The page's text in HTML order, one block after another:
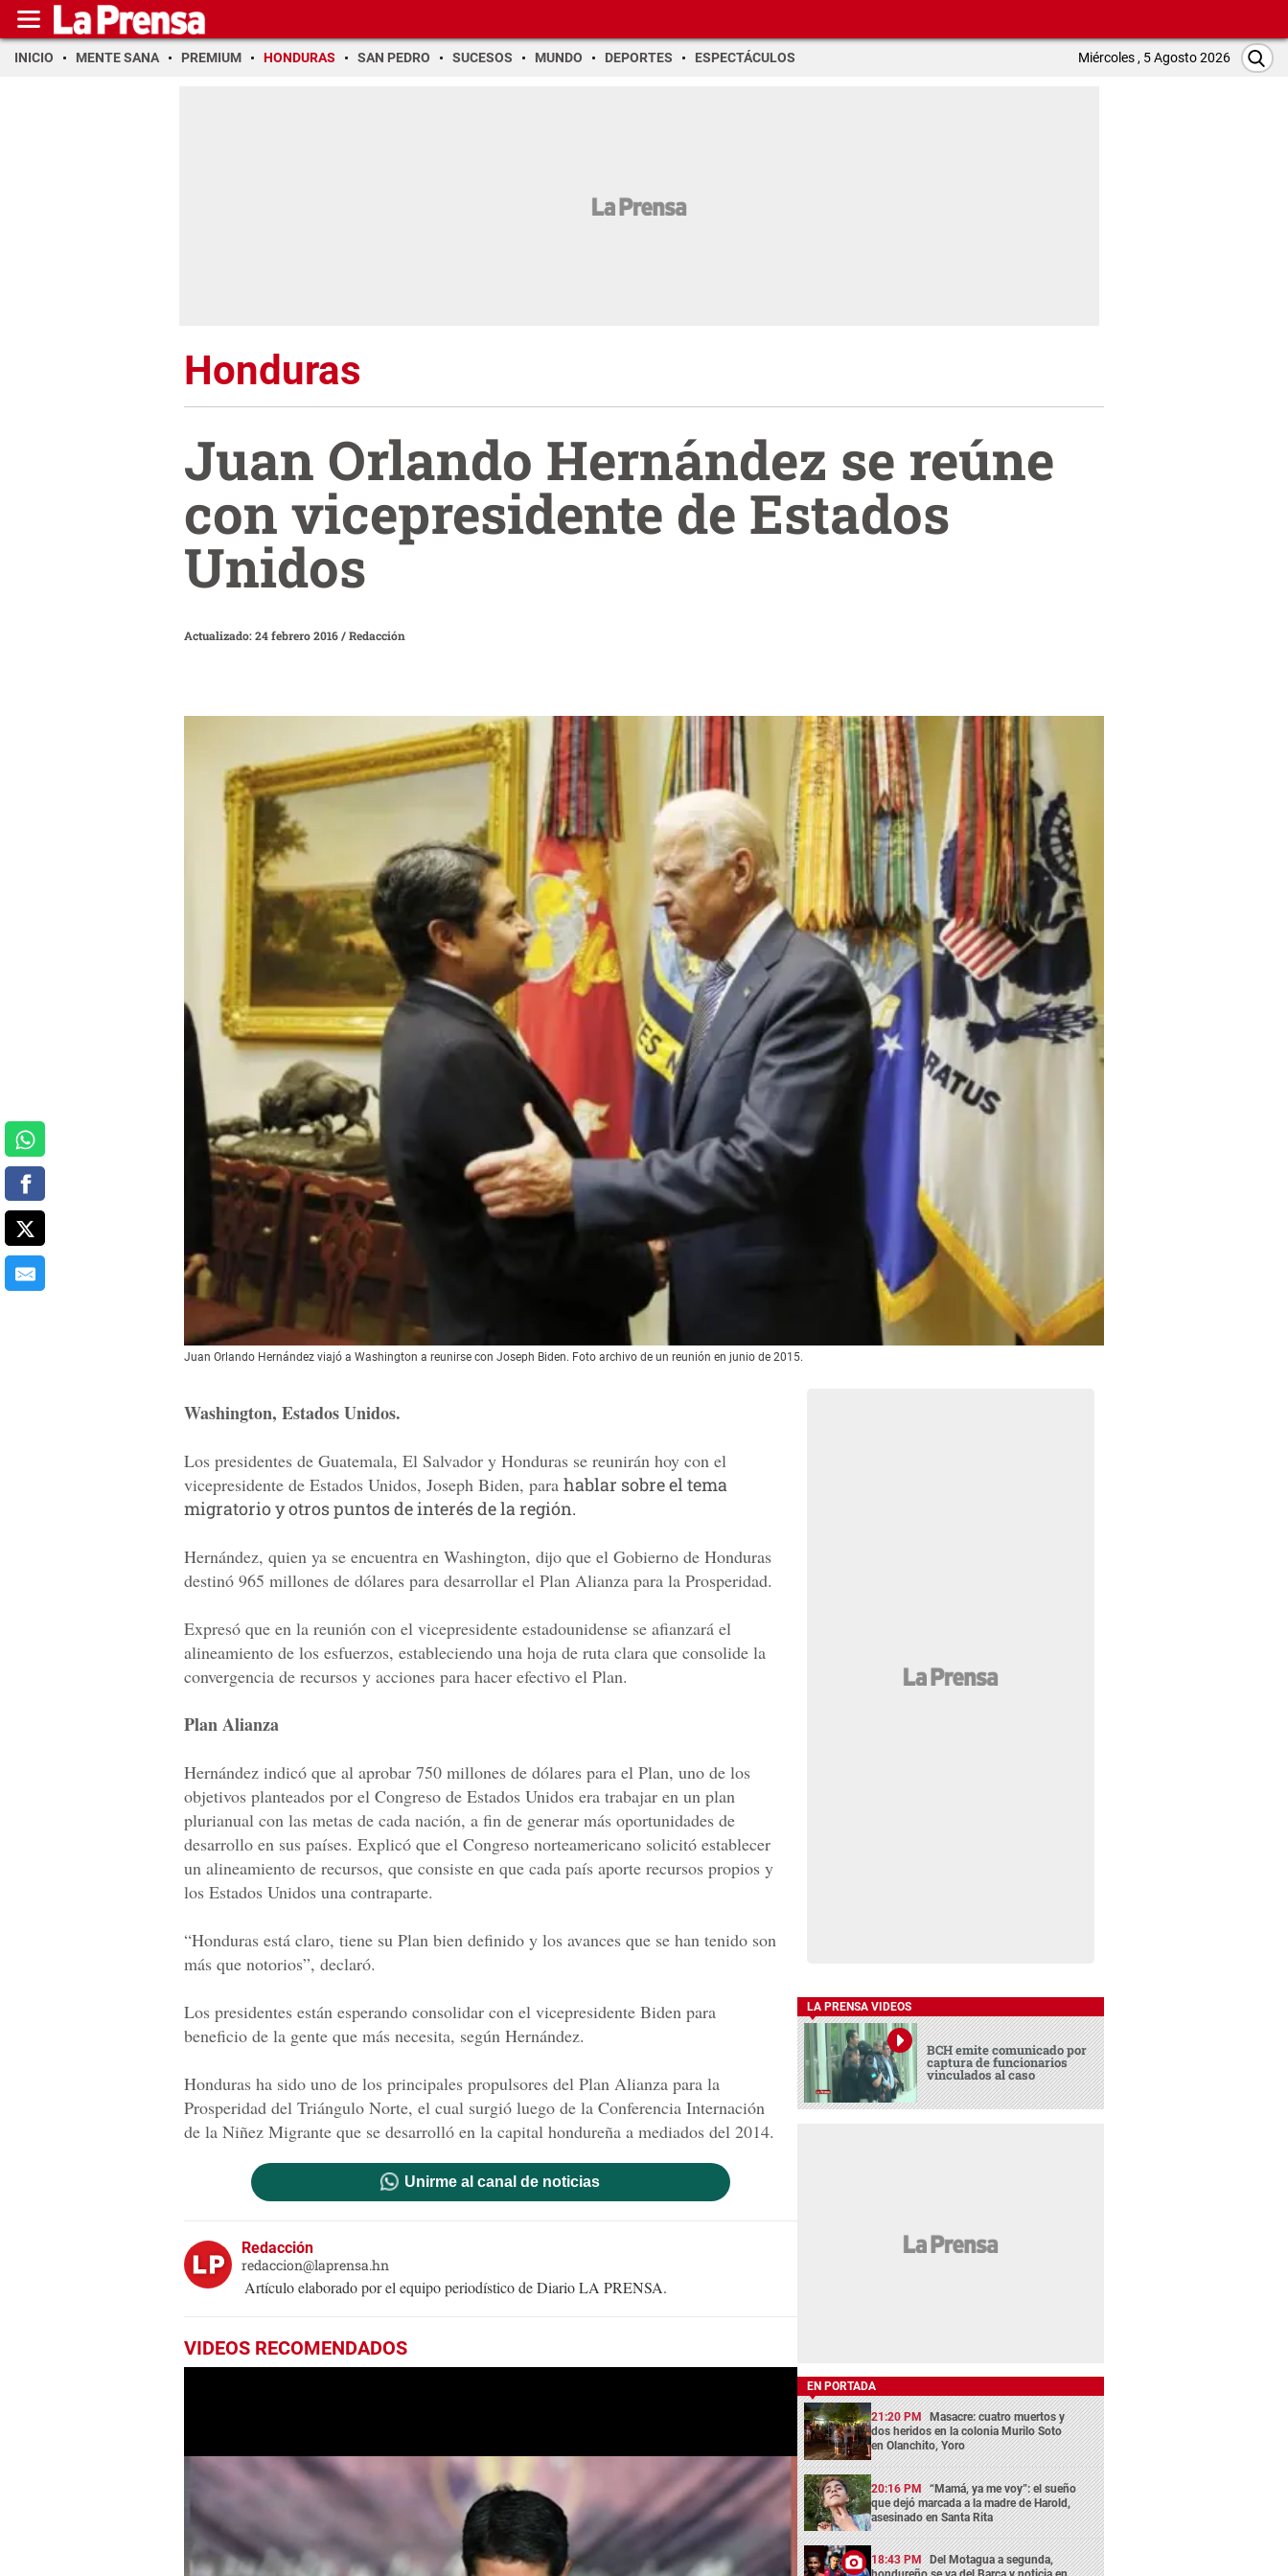
INICIO MENTE SANA PREMIUM HONDURAS SAN PEDRO SUCESOS MUNDO DEPORTES ESPECTÁCULOS Miércoles , 5 Agosto 2026
Honduras
Juan Orlando Hernández se reúne
con vicepresidente de Estados
Unidos
Actualizado: 24 febrero 2016/Redacción
Juan Orlando Hernández viajó a Washington a reunirse con Joseph Biden. Foto archivo de un reunión en junio de 2015.
Washington, Estados Unidos.
Los presidentes de Guatemala, El Salvador y Honduras se reunirán hoy con el
vicepresidente de Estados Unidos, Joseph Biden, para hablar sobre el tema
migratorio y otros puntos de interés de la región.
Hernández, quien ya se encuentra en Washington, dijo que el Gobierno de Honduras
destinó 965 millones de dólares para desarrollar el Plan Alianza para la Prosperidad.
Expresó que en la reunión con el vicepresidente estadounidense se afianzará el
alineamiento de los esfuerzos, estableciendo una hoja de ruta clara que consolide la
convergencia de recursos y acciones para hacer efectivo el Plan.
Plan Alianza
Hernández indicó que al aprobar 750 millones de dólares para el Plan, uno de los
objetivos planteados por el Congreso de Estados Unidos era trabajar en un plan
plurianual con las metas de cada nación, a fin de generar más oportunidades de
desarrollo en sus países. Explicó que el Congreso norteamericano solicitó establecer
un alineamiento de recursos, que consiste en que cada país aporte recursos propios y
los Estados Unidos una contraparte.
“Honduras está claro, tiene su Plan bien definido y los avances que se han tenido son
más que notorios”, declaró.
Los presidentes están esperando consolidar con el vicepresidente Biden para
beneficio de la gente que más necesita, según Hernández.
Honduras ha sido uno de los principales propulsores del Plan Alianza para la
Prosperidad del Triángulo Norte, el cual surgió luego de la Conferencia Internación
de la Niñez Migrante que se desarrolló en la capital hondureña a mediados del 2014.
Unirme al canal de noticias
Redacción
redaccion@laprensa.hn
Artículo elaborado por el equipo periodístico de Diario LA PRENSA.
VIDEOS RECOMENDADOS
LA PRENSA VIDEOS
BCH emite comunicado por
captura de funcionarios
vinculados al caso
EN PORTADA
21:20 PM Masacre: cuatro muertos y
dos heridos en la colonia Murilo Soto
en Olanchito, Yoro
20:16 PM “Mamá, ya me voy”: el sueño
que dejó marcada a la madre de Harold,
asesinado en Santa Rita
18:43 PM Del Motagua a segunda,